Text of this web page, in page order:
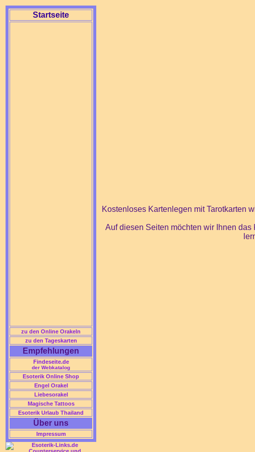
Startseite
zu den Online Orakeln
zu den Tageskarten
Empfehlungen
Findeseite.de
der Webkatalog
Esoterik Online Shop
Engel Orakel
Liebesorakel
Magische Tattoos
Esoterik Urlaub Thailand
Über uns
Impressum
Kostenloses Kartenlegen mit Tarotkarten
Auf diesen Seiten möchten wir Ihnen das